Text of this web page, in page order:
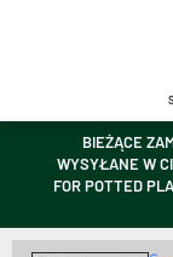
BIEŻĄCE
WYSYŁANE W
FOR POTTED